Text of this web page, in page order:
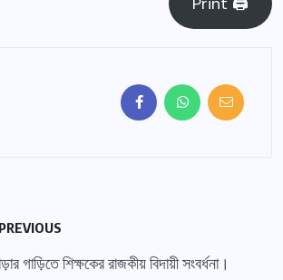
PREVIOUS
গাড়িতে শিক্ষকের রাজকীয় বিদায়ী সংবর্ধনা।